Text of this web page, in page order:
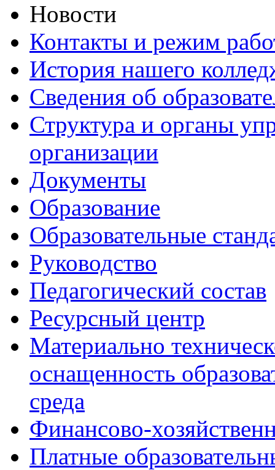
Новости
Контакты и режим
История нашего
Сведения об
Структура и органы
организации
Документы
Образование
Образовательные
Руководство
Педагогический состав
Ресурсный центр
Материально
оснащенность
среда
Финансово-
Платные